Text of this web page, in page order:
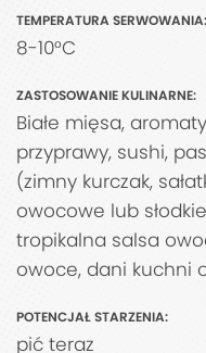
TEMPERATURA SERWOWANIA:
8-10°C
ZASTOSOWANIE KULINARNE:
Białe mięsa,
przyprawy, sushi,
(zimny kurczak,
owocowe lub
tropikalna salsa
owoce, dani kuchni
POTENCJAŁ STARZENIA:
pić teraz